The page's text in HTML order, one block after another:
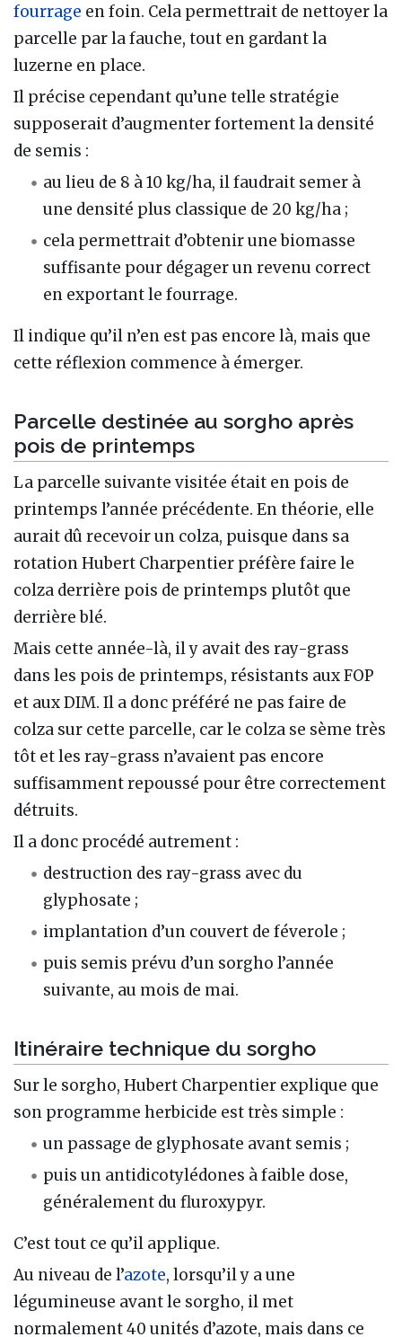
fourrage en foin. Cela permettrait de nettoyer la
parcelle par la fauche, tout en gardant la
luzerne en place.
Il précise cependant qu’une telle stratégie
supposerait d’augmenter fortement la densité
de semis :
au lieu de 8 à 10 kg/ha, il faudrait semer à
une densité plus classique de 20 kg/ha ;
cela permettrait d’obtenir une biomasse
suffisante pour dégager un revenu correct
en exportant le fourrage.
Il indique qu’il n’en est pas encore là, mais que
cette réflexion commence à émerger.
Parcelle destinée au sorgho après
pois de printemps
La parcelle suivante visitée était en pois de
printemps l’année précédente. En théorie, elle
aurait dû recevoir un colza, puisque dans sa
rotation Hubert Charpentier préfère faire le
colza derrière pois de printemps plutôt que
derrière blé.
Mais cette année-là, il y avait des ray-grass
dans les pois de printemps, résistants aux FOP
et aux DIM. Il a donc préféré ne pas faire de
colza sur cette parcelle, car le colza se sème très
tôt et les ray-grass n’avaient pas encore
suffisamment repoussé pour être correctement
détruits.
Il a donc procédé autrement :
destruction des ray-grass avec du
glyphosate ;
implantation d’un couvert de féverole ;
puis semis prévu d’un sorgho l’année
suivante, au mois de mai.
Itinéraire technique du sorgho
Sur le sorgho, Hubert Charpentier explique que
son programme herbicide est très simple :
un passage de glyphosate avant semis ;
puis un antidicotylédones à faible dose,
généralement du fluroxypyr.
C’est tout ce qu’il applique.
Au niveau de l’azote, lorsqu’il y a une
légumineuse avant le sorgho, il met
normalement 40 unités d’azote, mais dans ce